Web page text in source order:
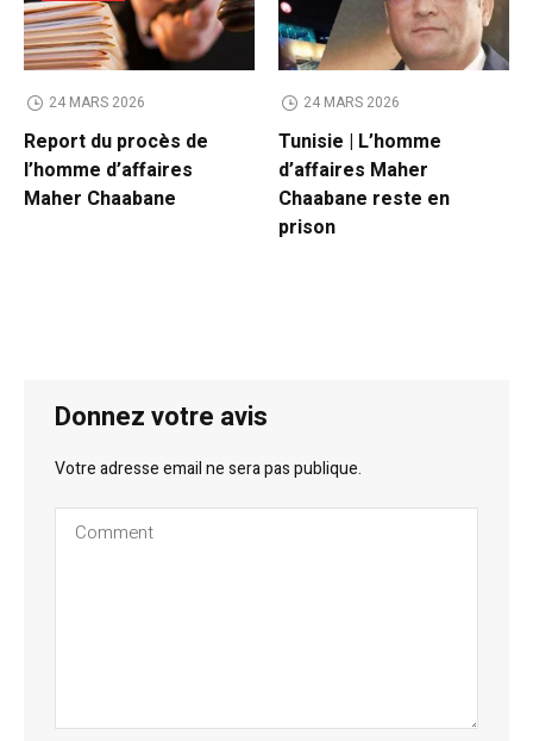
24 MARS 2026
Report du procès de
l’homme d’affaires
Maher Chaabane
24 MARS 2026
Tunisie | L’homme
d’affaires Maher
Chaabane reste en
prison
Donnez votre avis
Votre adresse email ne sera pas publique.